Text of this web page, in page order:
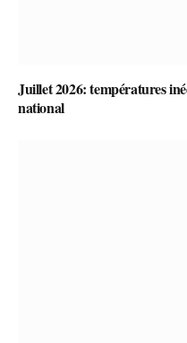
Juillet 2026: températures
national